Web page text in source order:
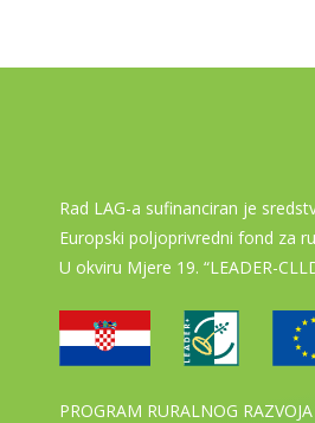
Rad LAG-a sufinanciran je
Europski poljoprivredni fond za
U okviru Mjere 19. “LEADER-
PROGRAM RURALNOG